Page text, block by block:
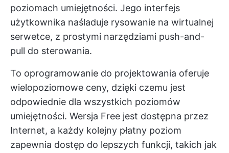
poziomach umiejętności. Jego interfejs
użytkownika naśladuje rysowanie na wirtualnej
serwetce, z prostymi narzędziami push-and-
pull do sterowania.
To oprogramowanie do projektowania oferuje
wielopoziomowe ceny, dzięki czemu jest
odpowiednie dla wszystkich poziomów
umiejętności. Wersja Free jest dostępna przez
Internet, a każdy kolejny płatny poziom
zapewnia dostęp do lepszych funkcji, takich jak